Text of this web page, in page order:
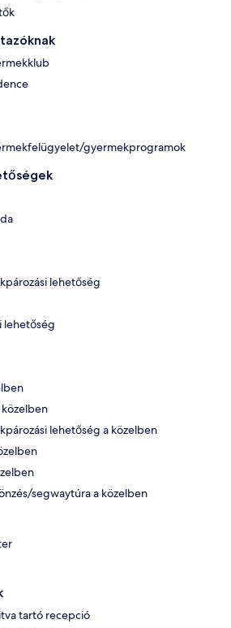
gyermekprogramok
lehetőség
lehetőség
lehetőség a közelben
segwaytúra a közelben
tartó recepció